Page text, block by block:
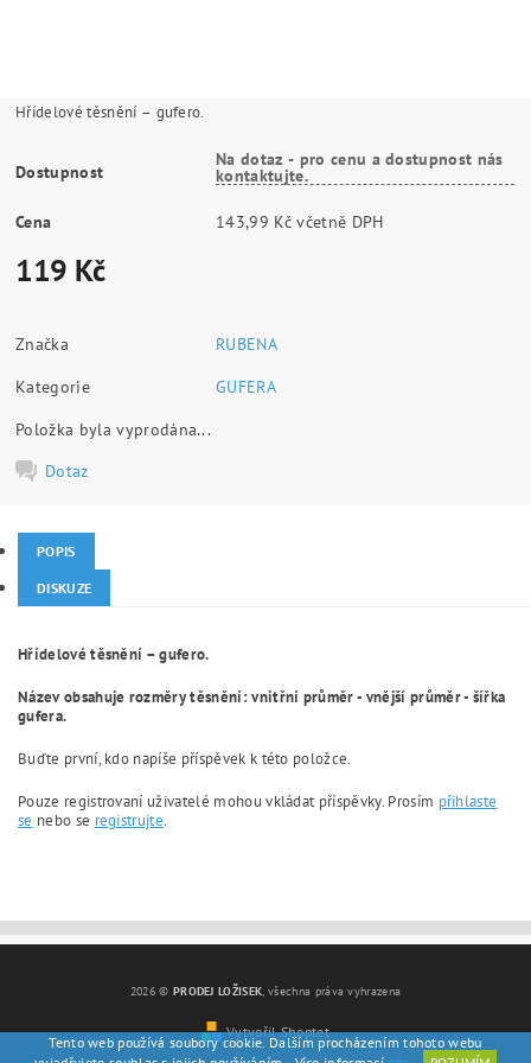
Hřídelové těsnění – gufero.
Dostupnost
Na dotaz - pro cenu a dostupnost nás
kontaktujte.
Cena 143,99 Kč včetně DPH
119 Kč
Značka
RUBENA
Kategorie
GUFERA
Položka byla vyprodána...
Dotaz
POPIS
DISKUZE
Hřídelové těsnění – gufero.
Název obsahuje rozměry těsnění: vnitřní průměr - vnější průměr - šířka
gufera.
Buďte první, kdo napíše příspěvek k této položce.
Pouze registrovaní uživatelé mohou vkládat příspěvky. Prosím přihlaste
se nebo se registrujte.
2026 © PRODEJ LOŽISEK, všechna práva vyhrazena
Vytvořil Shoptet
Tento web používá soubory cookie. Dalším procházením tohoto webu